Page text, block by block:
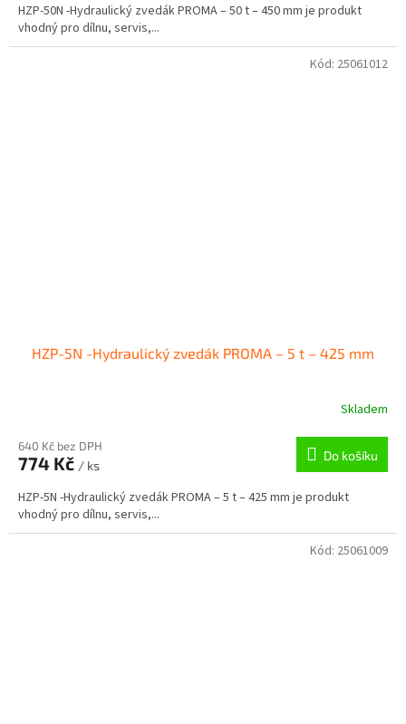
HZP-50N -Hydraulický zvedák PROMA – 50 t – 450 mm je produkt
vhodný pro dílnu, servis,...
HZP-5N -Hydraulický zvedák PROMA – 5 t – 425 mm
Skladem
640 Kč bez DPH
774 Kč / ks
Do košíku
HZP-5N -Hydraulický zvedák PROMA – 5 t – 425 mm je produkt
vhodný pro dílnu, servis,...
Kód: 25061012
Kód: 25061009